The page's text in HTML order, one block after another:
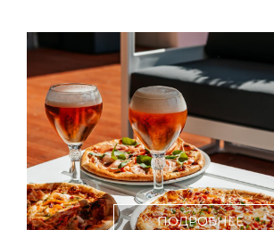
ПОДРОБНЕЕ